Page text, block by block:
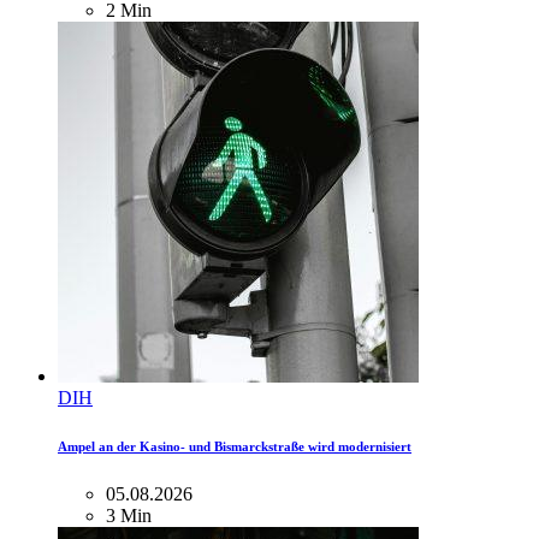
2 Min
DIH
Ampel an der Kasino- und Bismarckstraße wird modernisiert
05.08.2026
3 Min